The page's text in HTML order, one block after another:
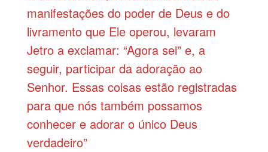
manifestações do poder de Deus e do
livramento que Ele operou, levaram
Jetro a exclamar: “Agora sei” e, a
seguir, participar da adoração ao
Senhor. Essas coisas estão registradas
para que nós também possamos
conhecer e adorar o único Deus
verdadeiro”